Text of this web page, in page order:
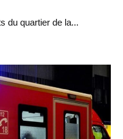
du quartier de la...